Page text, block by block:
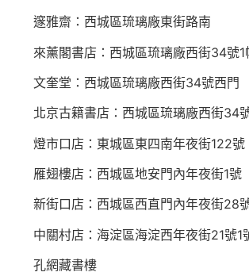
邃雅齋：西城區琉璃廠東街路南
來薰閣書店：西城區琉璃廠西街34號1
文奎堂：西城區琉璃廠西街34號西門
北京古籍書店：西城區琉璃廠西街34
燈市口店：東城區東四南年夜街122號
雁翅樓店：西城區地安門內年夜街1號
新街口店：西城區西直門內年夜街28
中關村店：海淀區海淀西年夜街21號1
孔網藏書樓